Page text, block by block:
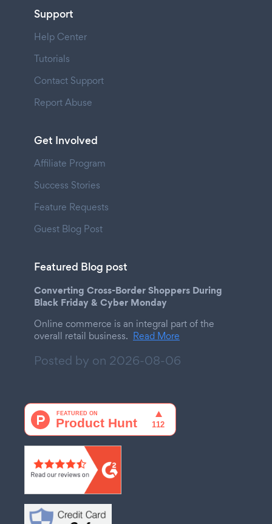
Support
Help Center
Tutorials
Contact Support
Report Abuse
Get Involved
Affiliate Program
Success Stories
Feature Requests
Guest Blog Post
Featured Blog post
Converting Cross-Border Shoppers During
Black Friday & Cyber Monday
Online commerce is an integral part of the
overall retail business. Read More
Posted by on 2026-08-06